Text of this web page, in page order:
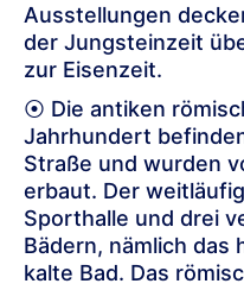
Ausstellungen
der Jungsteinzeit
zur Eisenzeit.
⦿ Die antiken
Jahrhundert
Straße und wurden
erbaut. Der
Sporthalle und drei
Bädern, nämlich das
kalte Bad. Das